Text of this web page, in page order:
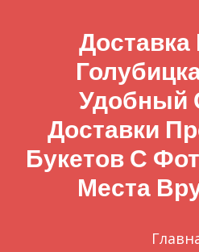
Доставка
Удобный
Доставки
Букетов С
Места